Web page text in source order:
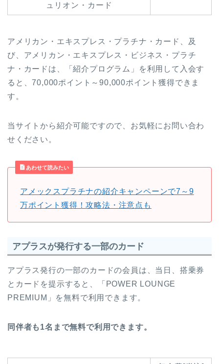
ュリオン・カード
アメリカン・エキスプレス・プラチナ・カード、及
び、アメリカン・エキスプレス・ビジネス・プラチ
ナ・カードは、「紹介プログラム」を利用して入会す
ると、70,000ポイント～90,000ポイント獲得できま
す。
当サイトから紹介可能ですので、お気軽にお問い合わ
せください。
あわせて読みたい
アメックスプラチナの紹介キャンペーンで7～9
万ポイント獲得！攻略法・注意点も
アプラスが発行する一部のカード
アプラス発行の一部のカードの会員は、当日、搭乗券
とカードを提示すると、「POWER LOUNGE
PREMIUM」を無料で利用できます。
同伴者も1名まで無料で利用できます。